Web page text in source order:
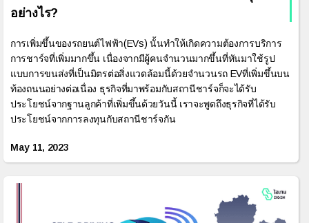
อย่างไร?
การเพิ่มขึ้นของรถยนต์ไฟฟ้า(EVs) นั้นทำให้เกิดความต้องการบริการ
การชาร์จที่เพิ่มมากขึ้น เนื่องจากมีผู้คนจำนวนมากขึ้นที่หันมาใช้รูป
แบบการขนส่งที่เป็นมิตรต่อสิ่งแวดล้อมนี้ด้วยจำนวนรถ EVที่เพิ่มขึ้นบน
ท้องถนนอย่างต่อเนื่อง ธุรกิจที่มาพร้อมกับสถานีชาร์จก็จะได้รับ
ประโยชน์จากฐานลูกค้าที่เพิ่มขึ้นด้วยวันนี้ เราจะพูดถึงธุรกิจที่ได้รับ
ประโยชน์จากการลงทุนกับสถานีชาร์จกัน
May 11, 2023